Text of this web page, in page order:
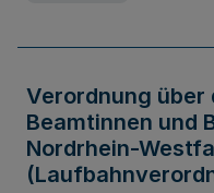
Verordnung über
Beamtinnen und
Nordrhein-